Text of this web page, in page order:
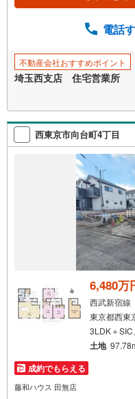
電話
不動産会社おすすめポイント
埼玉西支店 住宅営業所
西東京市向台町4丁目
6,480万
西武新宿線
東京都西東
3LDK＋SIC
土地
成約でもらえる
藤和ハウス 田無店